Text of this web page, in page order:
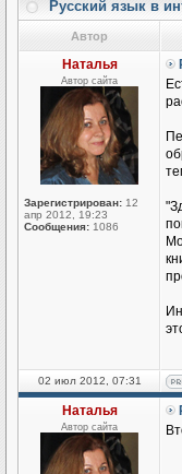
Русский язык в
Автор
Наталья
Автор сайта
Зарегистрирован: 12
апр 2012, 19:23
Сообщения: 1086
02 июл 2012, 07:31
Наталья
Автор сайта